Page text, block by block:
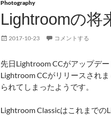
Photography
Lightroomの将
2017-10-23 コメントする
先日Lightroom CCがアップデ
Lightroom CCがリリースされ
られてしまったようです。
Lightroom Classicはこれまで